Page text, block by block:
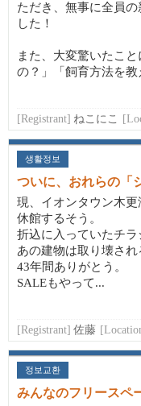
ただき、無事に全員
した！
また、大変驚いたこ
の？」「飼育方法を
[Registrant] ねこにこ
생활정보
ついに、おれらの「
現、イオンタウン木更
休館するそう。
折込に入っていたチ
あの建物は取り壊さ
43年間ありがとう。
SALEもやって...
[Registrant] 佐藤
정보교환
みんなのフリースペ